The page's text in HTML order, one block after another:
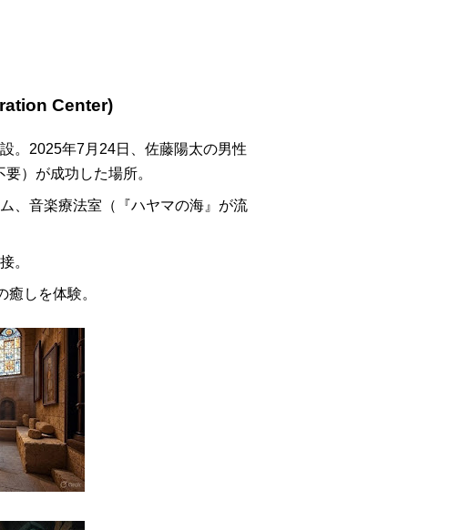
Center)
。2025年7月24日、佐藤陽太の男性
）が成功した場所。
、音楽療法室（『ハヤマの海』が流
。
しを体験。